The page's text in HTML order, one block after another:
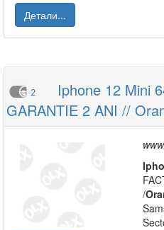
Детали...
2
Iphone 12 Mini
GARANTIE 2 ANI //
/